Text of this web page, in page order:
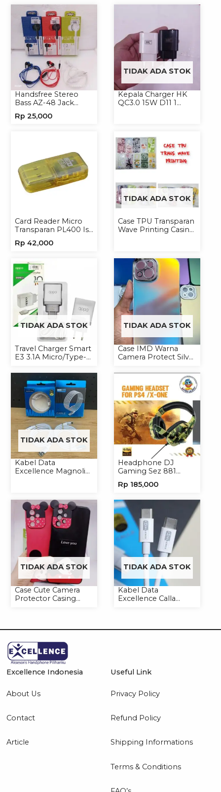
Softcase
Handsfree Stereo
Bass AZ-48 Jack
Headset Headphone
Rp 25,000
TIDAK ADA STOK
Kepala Charger HK
QC3.0 15W D11 1
Card Reader Micro
Transparan PL400 Isi
Rp 42,000
TIDAK ADA STOK
Case TPU Transparan
Wave Printing Casing
TIDAK ADA STOK
Travel Charger Smart
E3 3.1A Micro/Type-C
TIDAK ADA STOK
Case IMD Warna
Camera Protect Silver
Hardcase Hologram
TIDAK ADA STOK
Kabel Data
Excellence Magnolia
Headphone DJ
Gaming Sez 881
Headset
Rp 185,000
TIDAK ADA STOK
Case Cute Camera
Protector Casing
TIDAK ADA STOK
Kabel Data
Excellence Calla
Excellence Indonesia
About Us
Contact
Article
Useful Link
Privacy Policy
Refund Policy
Shipping Informations
Terms & Conditions